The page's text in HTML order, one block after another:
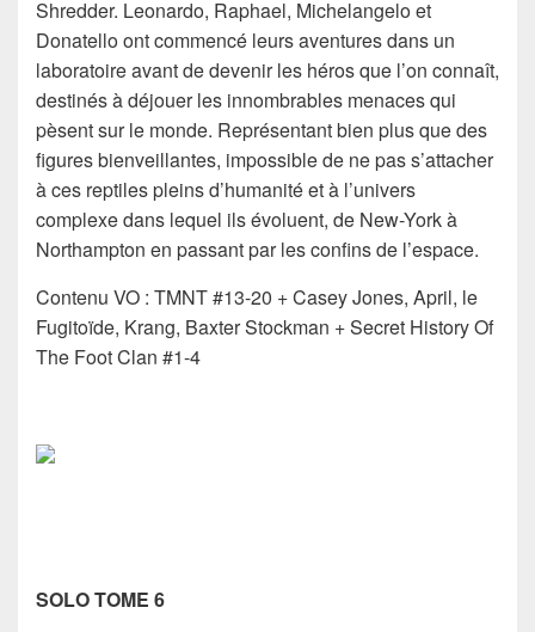
Shredder. Leonardo, Raphael, Michelangelo et
Donatello ont commencé leurs aventures dans un
laboratoire avant de devenir les héros que l’on connaît,
destinés à déjouer les innombrables menaces qui
pèsent sur le monde. Représentant bien plus que des
figures bienveillantes, impossible de ne pas s’attacher
à ces reptiles pleins d’humanité et à l’univers
complexe dans lequel ils évoluent, de New-York à
Northampton en passant par les confins de l’espace.
Contenu VO : TMNT #13-20 + Casey Jones, April, le
Fugitoïde, Krang, Baxter Stockman + Secret History Of
The Foot Clan #1-4
SOLO TOME 6